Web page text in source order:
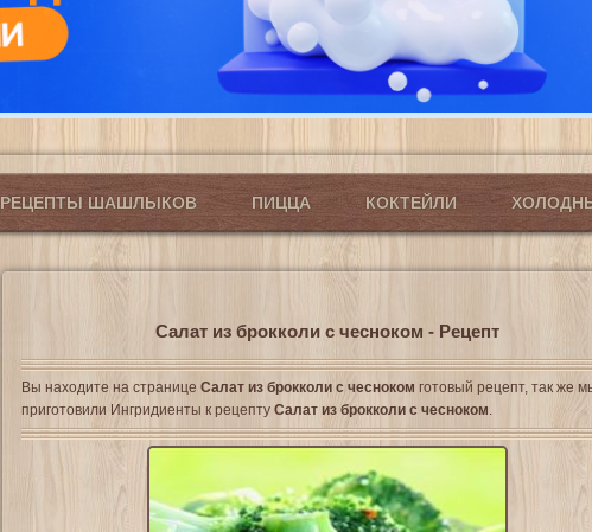
РЕЦЕПТЫ ШАШЛЫКОВ ПИЦЦА КОКТЕЙЛИ
Салат из брокколи с чесноком - Рецепт
Вы находите на странице Салат из брокколи с чесноком готовый рецепт, так же
приготовили Ингридиенты к рецепту Салат из брокколи с чесноком